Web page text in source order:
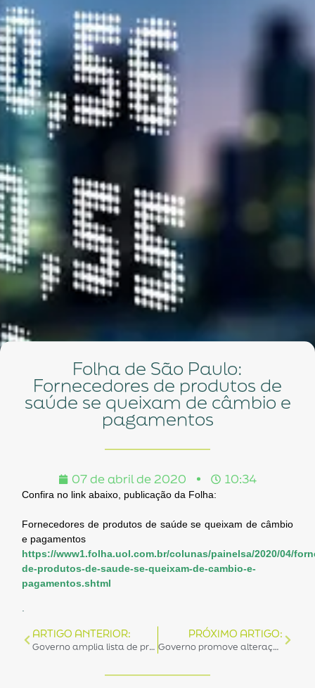
Folha de São Paulo:
Fornecedores de produtos de
saúde se queixam de câmbio e
pagamentos
07 de abril de 2020 10:34
Confira no link abaixo, publicação da Folha:
Fornecedores de produtos de saúde se queixam de câmbio
e pagamentos
https://www1.folha.uol.com.br/colunas/painelsa/2020/04/
de-produtos-de-saude-se-queixam-de-cambio-e-
pagamentos.shtml
.
ARTIGO ANTERIOR:
Governo amplia lista de produtos com Imposto de Importação zerado
PRÓXIMO ARTIGO:
Governo promove alterações na lista de produtos com Imposto de Importação zerado